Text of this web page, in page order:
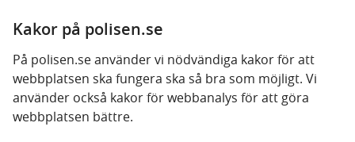
Kakor på polisen.se
På polisen.se använder vi nödvändiga kakor för att
webbplatsen ska fungera ska så bra som möjligt. Vi
använder också kakor för webbanalys för att göra
webbplatsen bättre.